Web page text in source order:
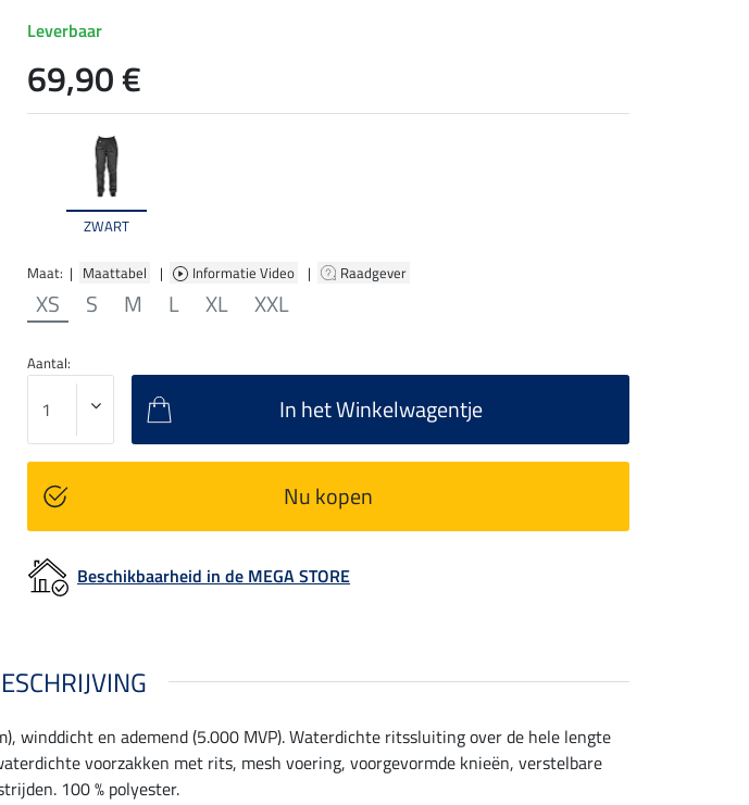
ZWART
Maat: | Maattabel | Informatie Video | Raadgever
XS S M L XL XXL
Leverbaar
69,90 €
Aantal:
In het Winkelwagentje
Nu kopen
Beschikbaarheid in de MEGA STORE
en ademend (5.000 MVP). Waterdichte ritssluiting over de hele lengte
voorzakken met rits, mesh voering, voorgevormde knieën, verstelbare
100 % polyester.